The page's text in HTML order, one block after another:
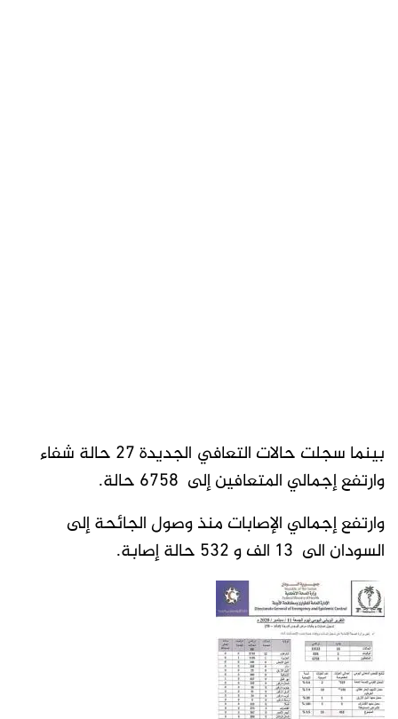
بينما سجلت حالات التعافي الجديدة 27 حالة شفاء
وارتفع إجمالي المتعافين إلى 6758 حالة.
وارتفع إجمالي الإصابات منذ وصول الجائحة إلى
السودان الى 13 الف و 532 حالة إصابة.